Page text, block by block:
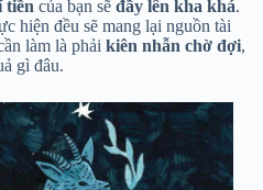
tiền của bạn sẽ đầy lên kha khá.
hiện đều sẽ mang lại nguồn tài
làm là phải kiên nhẫn chờ đợi,
gì đâu.